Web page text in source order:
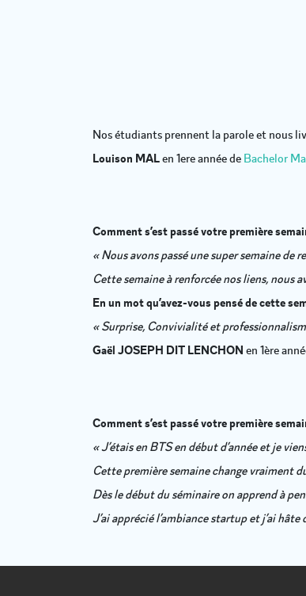
Nos étudiants prennent la parole et nous
Louison MALen 1ere année de Bachelor
Comment s’est passé votre première
« Nous avons passé une super semaine de
Cette semaine à renforcée nos liens, nous
En un mot qu’avez-vous pensé de cette
« Surprise, Convivialité et
Gaël JOSEPH DIT LENCHON en 1ère
Comment s’est passé votre première
« J’étais en BTS en début d’année et je
Cette première semaine change vraiment
Dès le début du séminaire on apprend à
J’ai apprécié l’ambiance startup et j’ai